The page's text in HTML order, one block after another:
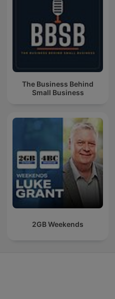
The Business Behind
Small Business
2GB Weekends